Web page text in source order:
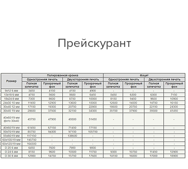
Прейскурант